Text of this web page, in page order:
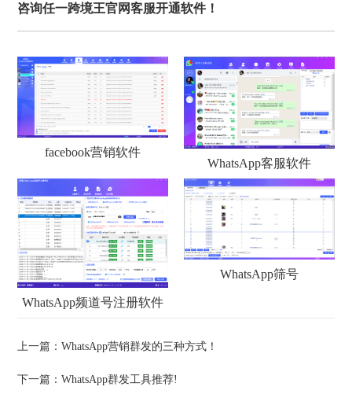
咨询任一跨境王官网客服开通软件！
facebook营销软件
WhatsApp客服软件
WhatsApp频道号注册软件
WhatsApp筛号
上一篇：WhatsApp营销群发的三种方式！
下一篇：WhatsApp群发工具推荐!